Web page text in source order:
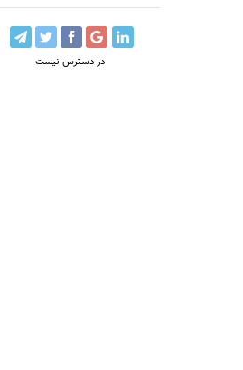
در دسترس نیست